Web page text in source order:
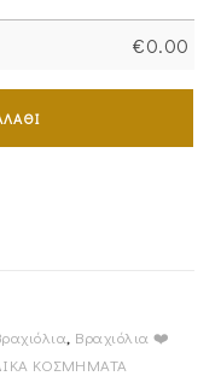
€0.00
, Βραχιόλια ❤️
ΚΟΣΜΗΜΑΤΑ